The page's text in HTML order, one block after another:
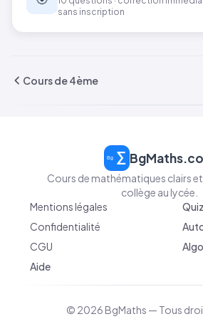
= 8
+ 6
sans inscription
Cours de 4ème
Cours de mathématiques clairs
collège au lycée.
Mentions légales
Quiz
Confidentialité
CGU
Aide
© 2026 BgMaths — Tous